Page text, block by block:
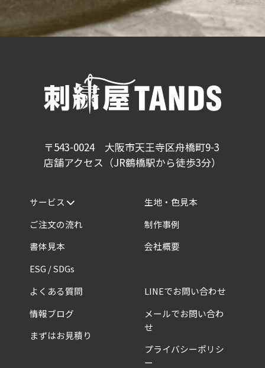
〒543-0024 大阪市天王寺区舟橋町9-3
店舗アクセス（JR鶴橋駅から徒歩3分）
サービス
ご注文の流れ
書体見本
ESG / SDGs
生地・色見本
制作事例
会社概要
よくある質問
情報ブログ
まずはお見積り
LINEでお問い合わせ
メールでお問い合わ
せ
プライバシーポリシ
ー